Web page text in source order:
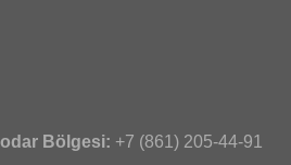
Bölgesi: +7 (861) 205-44-91